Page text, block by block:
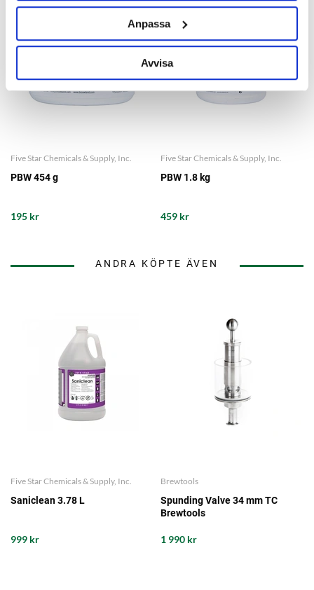
Anpassa
Avvisa
Five Star Chemicals & Supply, Inc.
PBW 454 g
195 kr
Five Star Chemicals & Supply, Inc.
PBW 1.8 kg
459 kr
ANDRA KÖPTE ÄVEN
Five Star Chemicals & Supply, Inc.
Saniclean 3.78 L
999 kr
Brewtools
Spunding Valve 34 mm TC
Brewtools
1 990 kr